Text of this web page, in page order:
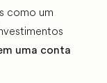
como um
uma conta